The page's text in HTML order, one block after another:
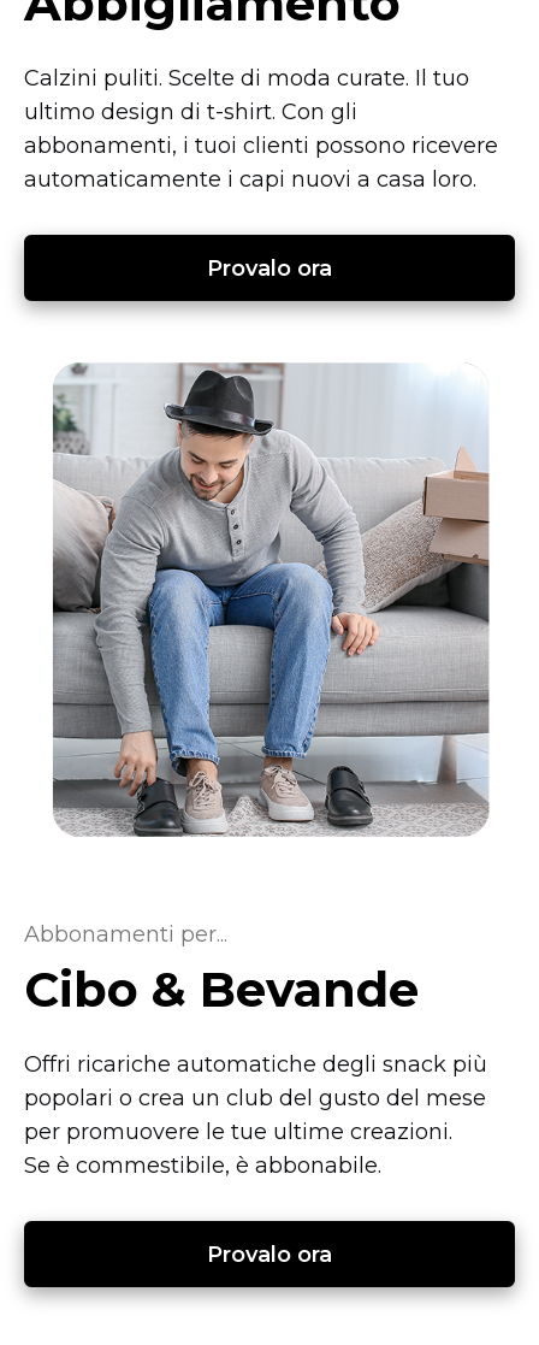
Calzini puliti. Scelte di moda curate. Il tuo
ultimo design di t-shirt. Con gli
abbonamenti, i tuoi clienti possono ricevere
automaticamente i capi nuovi a casa loro.
Provalo ora
Abbonamenti per...
Cibo & Bevande
Offri ricariche automatiche degli snack più
popolari o crea un club del gusto del mese
per promuovere le tue ultime creazioni.
Se è commestibile, è abbonabile.
Provalo ora